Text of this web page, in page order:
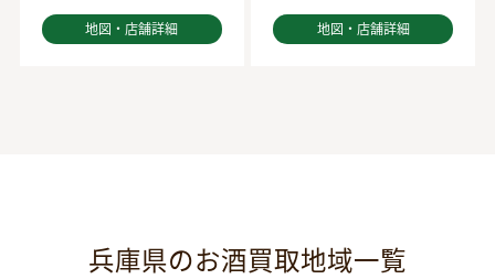
地図・店舗詳細 地図・店舗詳細
兵庫県のお酒買取地域一覧